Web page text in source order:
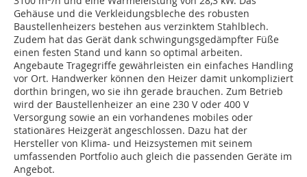
Gehäuse und die Verkleidungsbleche des robusten
Baustellenheizers bestehen aus verzinktem Stahlblech.
Zudem hat das Gerät dank schwingungsgedämpfter Füße
einen festen Stand und kann so optimal arbeiten.
Angebaute Tragegriffe gewährleisten ein einfaches Handling
vor Ort. Handwerker können den Heizer damit unkompliziert
dorthin bringen, wo sie ihn gerade brauchen. Zum Betrieb
wird der Baustellenheizer an eine 230 V oder 400 V
Versorgung sowie an ein vorhandenes mobiles oder
stationäres Heizgerät angeschlossen. Dazu hat der
Hersteller von Klima- und Heizsystemen mit seinem
umfassenden Portfolio auch gleich die passenden Geräte im
Angebot.